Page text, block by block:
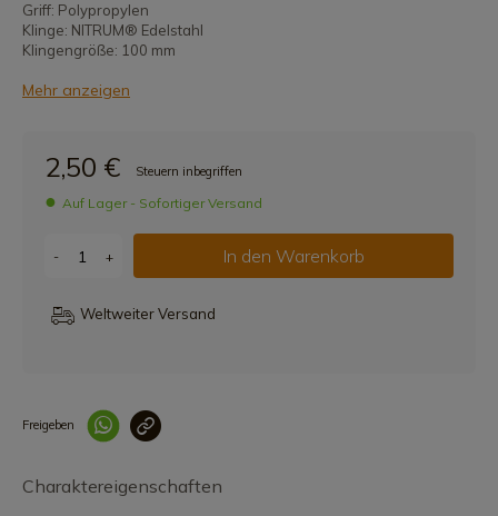
Griff: Polypropylen
Klinge: NITRUM® Edelstahl
Klingengröße: 100 mm
Mehr anzeigen
2,50 € Steuern inbegriffen
Auf Lager - Sofortiger Versand
- + In den Warenkorb
Weltweiter Versand
Freigeben
Charaktereigenschaften